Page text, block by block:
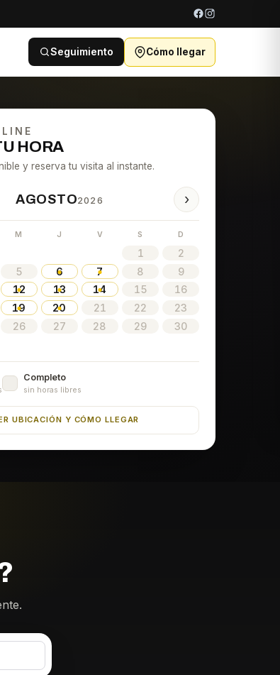
Seguimiento Cómo llegar
HORA
y reserva tu visita al instante.
AGOSTO2026 ›
M J V S D
1
2
5 6 7 8
9
12 13 14 15
16
19 20 21 22
23
26 27 28 29
30
Completo
sin horas libres
UBICACIÓN Y CÓMO LLEGAR